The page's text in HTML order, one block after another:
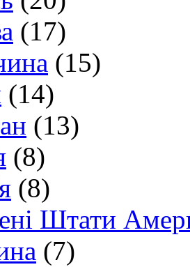
(17)
(15)
(14)
(13)
(8)
(8)
Штати
(7)